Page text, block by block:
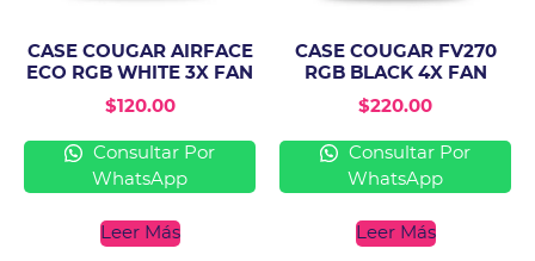
CASE COUGAR AIRFACE
ECO RGB WHITE 3X FAN
$120.00
Consultar Por
WhatsApp
Leer Más
CASE COUGAR FV270
RGB BLACK 4X FAN
$220.00
Consultar Por
WhatsApp
Leer Más